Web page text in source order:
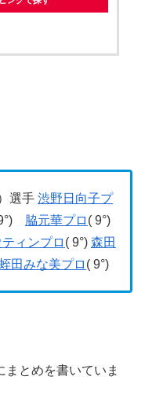
選手 渋野日向子プ
脇元華プロ ( 9°)
ィンプロ ( 9°) 森田
田みな美プロ ( 9°)
とめを書いていま